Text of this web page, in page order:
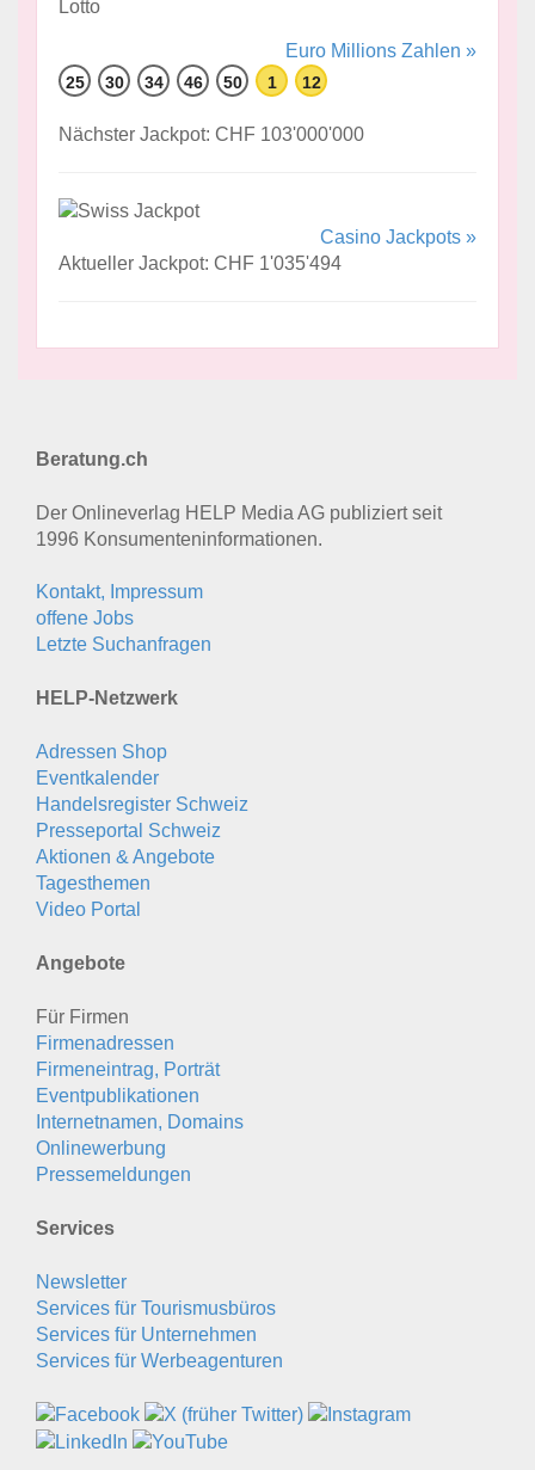
Euro Millions Zahlen »
25 30 34 46 50 1 12
Nächster Jackpot: CHF 103'000'000
Casino Jackpots »
Aktueller Jackpot: CHF 1'035'494
Beratung.ch
Der Onlineverlag HELP Media AG publiziert seit
1996 Konsumenten­informationen.
Kontakt, Impressum
offene Jobs
Letzte Suchanfragen
HELP-Netzwerk
Adressen Shop
Eventkalender
Handelsregister Schweiz
Presseportal Schweiz
Aktionen & Angebote
Tagesthemen
Video Portal
Angebote
Für Firmen
Firmenadressen
Firmeneintrag, Porträt
Eventpublikationen
Internetnamen, Domains
Onlinewerbung
Pressemeldungen
Services
Newsletter
Services für Tourismusbüros
Services für Unternehmen
Services für Werbeagenturen